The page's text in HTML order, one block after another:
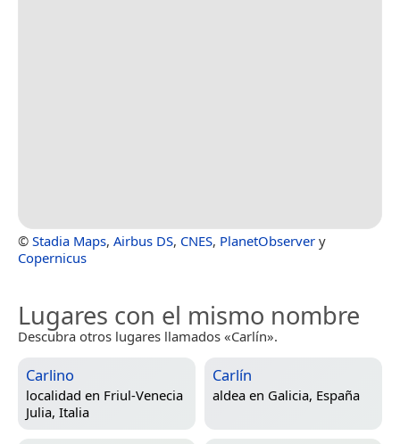
© Stadia Maps, Airbus DS, CNES, PlanetObserver y
Copernicus
Lugares con el mismo nombre
Descubra otros lugares llamados «Carlín».
Carlino
localidad en Friul-Venecia
Julia, Italia
Carlín
aldea en Galicia, España